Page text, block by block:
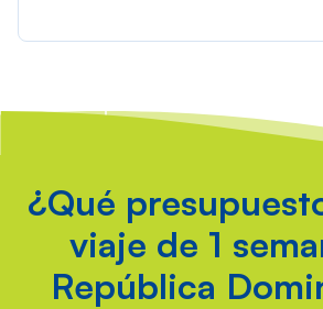
¿Qué
viaje de 1
República